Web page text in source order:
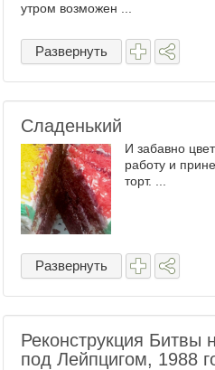
утром возможен ...
Развернуть
Сладенький
И забавно
работу и
торт. ...
Развернуть
Реконструкция Битвы
под Лейпцигом, 1988